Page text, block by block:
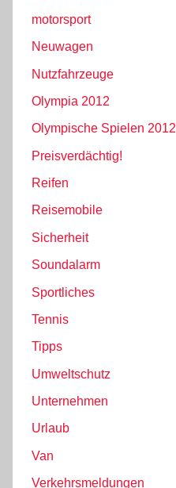
motorsport
Neuwagen
Nutzfahrzeuge
Olympia 2012
Olympische Spielen 2012
Preisverdächtig!
Reifen
Reisemobile
Sicherheit
Soundalarm
Sportliches
Tennis
Tipps
Umweltschutz
Unternehmen
Urlaub
Van
Verkehrsmeldungen